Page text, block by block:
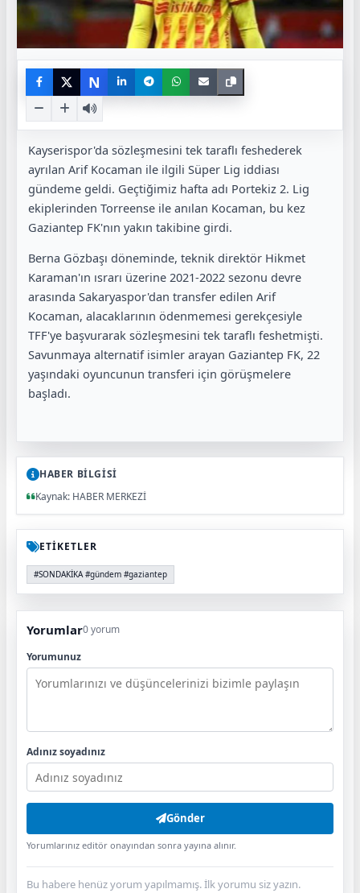
N
Kayserispor'da sözleşmesini tek taraflı feshederek
ayrılan Arif Kocaman ile ilgili Süper Lig iddiası
gündeme geldi. Geçtiğimiz hafta adı Portekiz 2. Lig
ekiplerinden Torreense ile anılan Kocaman, bu kez
Gaziantep FK'nın yakın takibine girdi.
Berna Gözbaşı döneminde, teknik direktör Hikmet
Karaman'ın ısrarı üzerine 2021-2022 sezonu devre
arasında Sakaryaspor'dan transfer edilen Arif
Kocaman, alacaklarının ödenmemesi gerekçesiyle
TFF'ye başvurarak sözleşmesini tek taraflı feshetmişti.
Savunmaya alternatif isimler arayan Gaziantep FK, 22
yaşındaki oyuncunun transferi için görüşmelere
başladı.
HABER BİLGİSİ
Kaynak: HABER MERKEZİ
ETİKETLER
#SONDAKİKA #gündem #gaziantep
Yorumlar0 yorum
Yorumunuz
Adınız soyadınız
Gönder
Yorumlarınız editör onayından sonra yayına alınır.
Bu habere henüz yorum yapılmamış. İlk yorumu siz yazın.